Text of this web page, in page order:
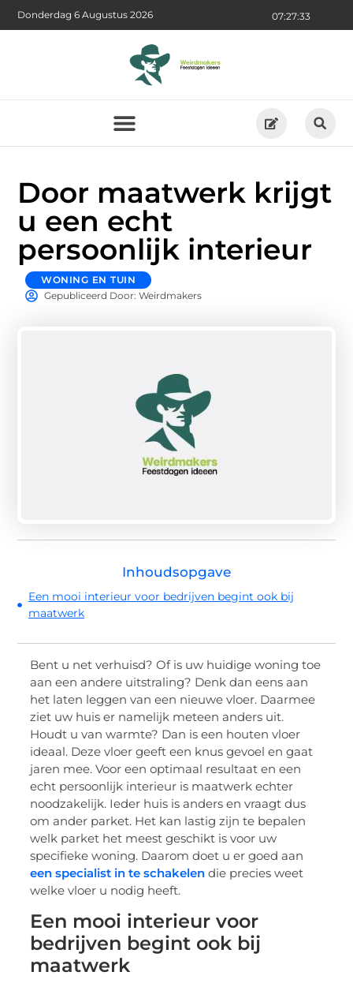
07:27:34
Donderdag 6 Augustus 2026
Door maatwerk krijgt
u een echt
persoonlijk interieur
WONING EN TUIN
Gepubliceerd Door: Weirdmakers
Inhoudsopgave
Een mooi interieur voor bedrijven begint ook bij
maatwerk
Bent u net verhuisd? Of is uw huidige woning toe
aan een andere uitstraling? Denk dan eens aan
het laten leggen van een nieuwe vloer. Daarmee
ziet uw huis er namelijk meteen anders uit.
Houdt u van warmte? Dan is een houten vloer
ideaal. Deze vloer geeft een knus gevoel en gaat
jaren mee. Voor een optimaal resultaat en een
echt persoonlijk interieur is maatwerk echter
noodzakelijk. Ieder huis is anders en vraagt dus
om ander parket. Het kan lastig zijn te bepalen
welk parket het meest geschikt is voor uw
specifieke woning. Daarom doet u er goed aan
een specialist in te schakelen die precies weet
welke vloer u nodig heeft.
Een mooi interieur voor
bedrijven begint ook bij
maatwerk